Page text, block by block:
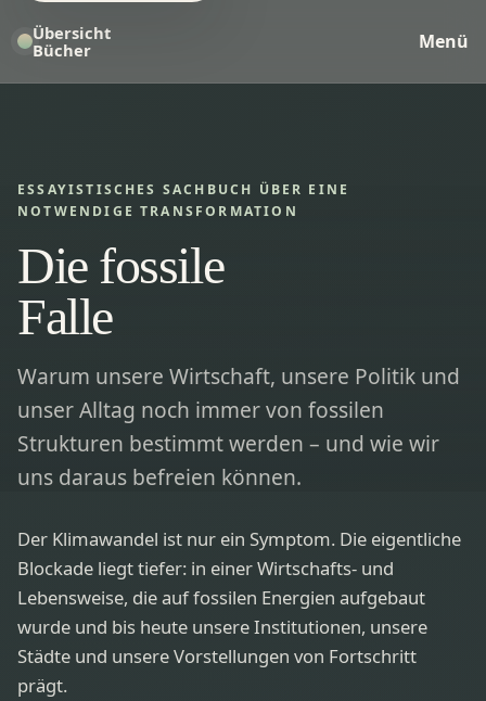
Übersicht
Bücher
Menü
ESSAYISTISCHES SACHBUCH ÜBER EINE
NOTWENDIGE TRANSFORMATION
Die fossile
Falle
Warum unsere Wirtschaft, unsere Politik und
unser Alltag noch immer von fossilen
Strukturen bestimmt werden – und wie wir
uns daraus befreien können.
Der Klimawandel ist nur ein Symptom. Die eigentliche
Blockade liegt tiefer: in einer Wirtschafts- und
Lebensweise, die auf fossilen Energien aufgebaut
wurde und bis heute unsere Institutionen, unsere
Städte und unsere Vorstellungen von Fortschritt
prägt.